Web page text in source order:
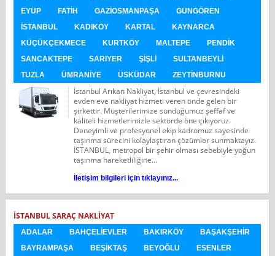
EYÜP
FATIH GAZIOSMANPAŞA
GÜNGÖREN
İSTANBUL
KADIKÖY KARTAL
KAYNARCA
KÜÇÜKÇEKMECE
KURTKÖY MALTEPE
PENDIK
SANCAKTEPE
SARIYER ŞIŞLI
SULTANBEYLI
TUZLA
ÜMRANIYE ÜSKÜDAR ZEYTINBURNU
İstanbul Arıkan Nakliyat, İstanbul ve çevresindeki
evden eve nakliyat hizmeti veren önde gelen bir
şirkettir. Müşterilerimize sunduğumuz şeffaf ve
kaliteli hizmetlerimizle sektörde öne çıkıyoruz.
Deneyimli ve profesyonel ekip kadromuz sayesinde
taşınma sürecini kolaylaştıran çözümler sunmaktayız.
İSTANBUL, metropol bir şehir olması sebebiyle yoğun
taşınma hareketliliğine...
İletişim bilgileri için tıklayınız...
İSTANBUL SARAÇ NAKLIYAT
ADALAR BAHÇELIEVLER BAKIRKÖY
BAŞAKŞEHIR
BAYRAMPAŞA
BEŞIKTAŞ BEYOĞLU
ESENLER